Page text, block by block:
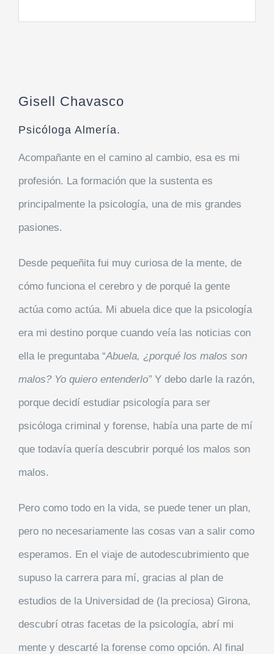
Gisell Chavasco
Psicóloga Almería.
Acompañante en el camino al cambio, esa es mi
profesión. La formación que la sustenta es
principalmente la psicología, una de mis grandes
pasiones.
Desde pequeñita fui muy curiosa de la mente, de
cómo funciona el cerebro y de porqué la gente
actúa como actúa. Mi abuela dice que la psicología
era mi destino porque cuando veía las noticias con
ella le preguntaba “Abuela, ¿porqué los malos son
malos? Yo quiero entenderlo” Y debo darle la razón,
porque decidí estudiar psicología para ser
psicóloga criminal y forense, había una parte de mí
que todavía quería descubrir porqué los malos son
malos.
Pero como todo en la vida, se puede tener un plan,
pero no necesariamente las cosas van a salir como
esperamos. En el viaje de autodescubrimiento que
supuso la carrera para mí, gracias al plan de
estudios de la Universidad de (la preciosa) Girona,
descubrí otras facetas de la psicología, abrí mi
mente y descarté la forense como opción. Al final